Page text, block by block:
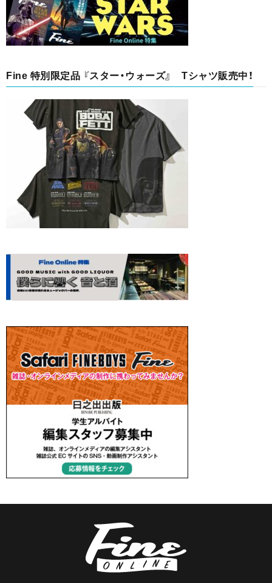
Fine 特別限定品 『スター・ウォーズ』 Tシャツ販売中！